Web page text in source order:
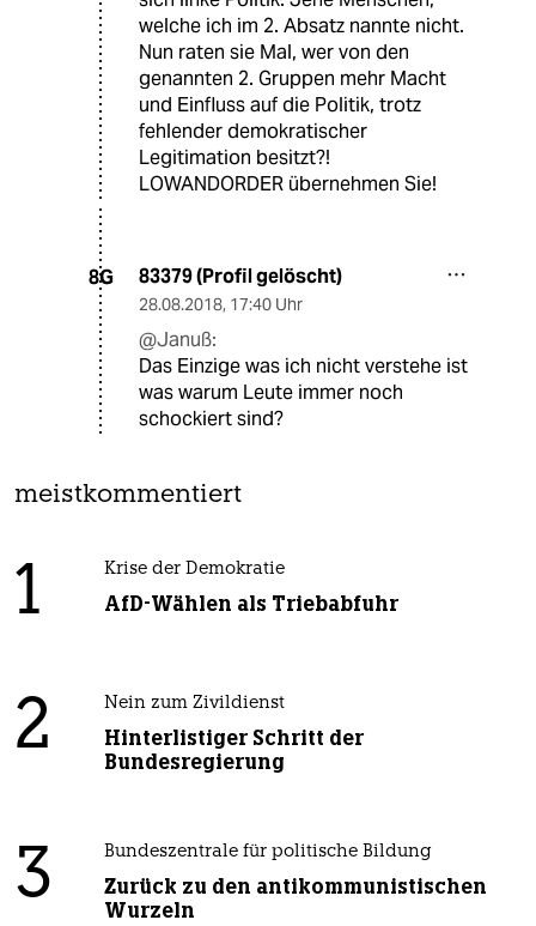
welche ich im 2. Absatz nannte nicht.
Nun raten sie Mal, wer von den
genannten 2. Gruppen mehr Macht
und Einfluss auf die Politik, trotz
fehlender demokratischer
Legitimation besitzt?!
LOWANDORDER übernehmen Sie!
8G 83379 (Profil gelöscht)
28.08.2018, 17:40 Uhr
@Januß:
Das Einzige was ich nicht verstehe ist
was warum Leute immer noch
schockiert sind?
meistkommentiert
1 Krise der Demokratie
AfD-Wählen als Triebabfuhr
2 Nein zum Zivildienst
Hinterlistiger Schritt der
Bundesregierung
3 Bundeszentrale für politische Bildung
Zurück zu den antikommunistischen
Wurzeln